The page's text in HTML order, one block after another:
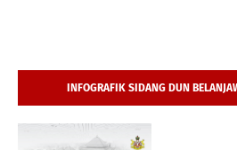
INFOGRAFIK SIDANG DUN